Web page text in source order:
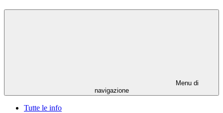
Menu di
navigazione
Tutte le info